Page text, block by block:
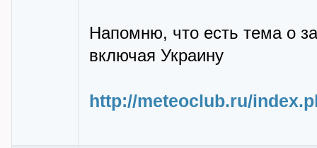
Напомню, что есть тема о
включая Украину
http://meteoclub.ru/